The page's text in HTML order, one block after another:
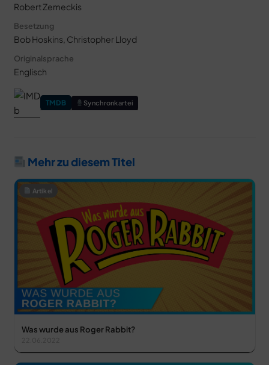
Robert Zemeckis
Besetzung
Bob Hoskins, Christopher Lloyd
Originalsprache
Englisch
TMDB Synchronkartei
Mehr zu diesem Titel
Artikel
Was wurde aus Roger Rabbit?